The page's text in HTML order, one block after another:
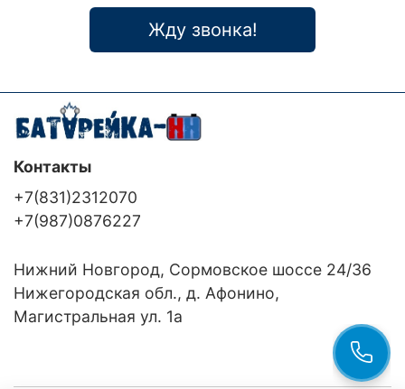
Жду звонка!
Контакты
+7(831)2312070
+7(987)0876227
Нижний Новгород, Сормовское шоссе 24/36
Нижегородская обл., д. Афонино,
Магистральная ул. 1а